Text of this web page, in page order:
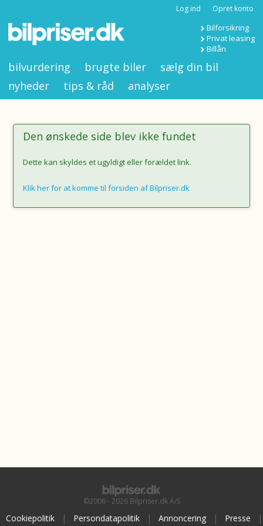
Log ind Opret konto
Bilforsikring
Privat leasing
Billån
bilvurdering brugte biler
sælg din bil
nyheder
tips & råd analyser
Den ønskede side blev ikke fundet
Dette kan skyldes et ugyldigt eller forældet link.
Klik her for at komme til forsiden af Bilpriser.dk
©2006 - 2026 Bilpriser.dk A/S
Cookiepolitik | Persondatapolitik | Annoncering | Presse
|